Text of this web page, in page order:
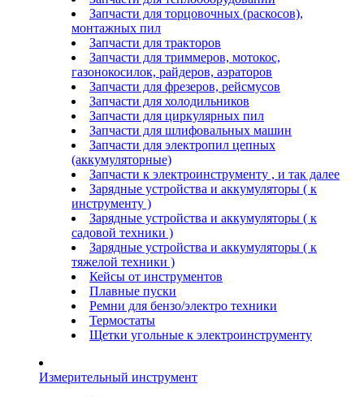
Запчасти для торцовочных (раскосов),
монтажных пил
Запчасти для тракторов
Запчасти для триммеров, мотокос,
газонокосилок, райдеров, аэраторов
Запчасти для фрезеров, рейсмусов
Запчасти для холодильников
Запчасти для циркулярных пил
Запчасти для шлифовальных машин
Запчасти для электропил цепных
(аккумуляторные)
Запчасти к электроинструменту , и так далее
Зарядные устройства и аккумуляторы ( к
инструменту )
Зарядные устройства и аккумуляторы ( к
садовой техники )
Зарядные устройства и аккумуляторы ( к
тяжелой техники )
Кейсы от инструментов
Плавные пуски
Ремни для бензо/электро техники
Термостаты
Щетки угольные к электроинструменту
Измерительный инструмент